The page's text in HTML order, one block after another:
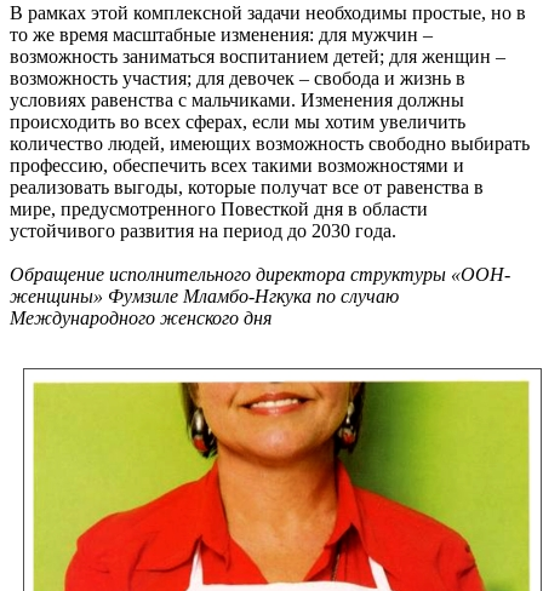
В рамках этой комплексной задачи необходимы простые, но в
то же время масштабные изменения: для мужчин –
возможность заниматься воспитанием детей; для женщин –
возможность участия; для девочек – свобода и жизнь в
условиях равенства с мальчиками. Изменения должны
происходить во всех сферах, если мы хотим увеличить
количество людей, имеющих возможность свободно выбирать
профессию, обеспечить всех такими возможностями и
реализовать выгоды, которые получат все от равенства в
мире, предусмотренного Повесткой дня в области
устойчивого развития на период до 2030 года.
Обращение исполнительного директора структуры «ООН-
женщины» Фумзиле Мламбо-Нгкука по случаю
Международного женского дня